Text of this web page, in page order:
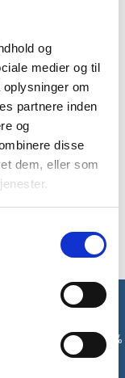
og
medier og til
om
partnere inden
og
disse
dem, eller som
har du en
rumme 750 ml
kommer med
der gør den
alternativ til, at
godt for din
er assorteret i
det samme en 10%